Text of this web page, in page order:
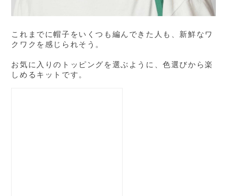
これまでに帽子をいくつも編んできた人も、新鮮なワ
クワクを感じられそう。
お気に入りのトッピングを選ぶように、色選びから楽
しめるキットです。